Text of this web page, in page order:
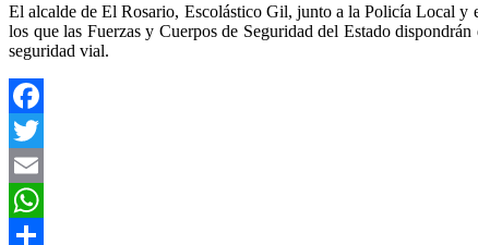
El alcalde de El Rosario, Escolástico Gil, junto a la Policía Local y
los que las Fuerzas y Cuerpos de Seguridad del Estado
seguridad vial.
Facebook
Twitter
Email
WhatsApp